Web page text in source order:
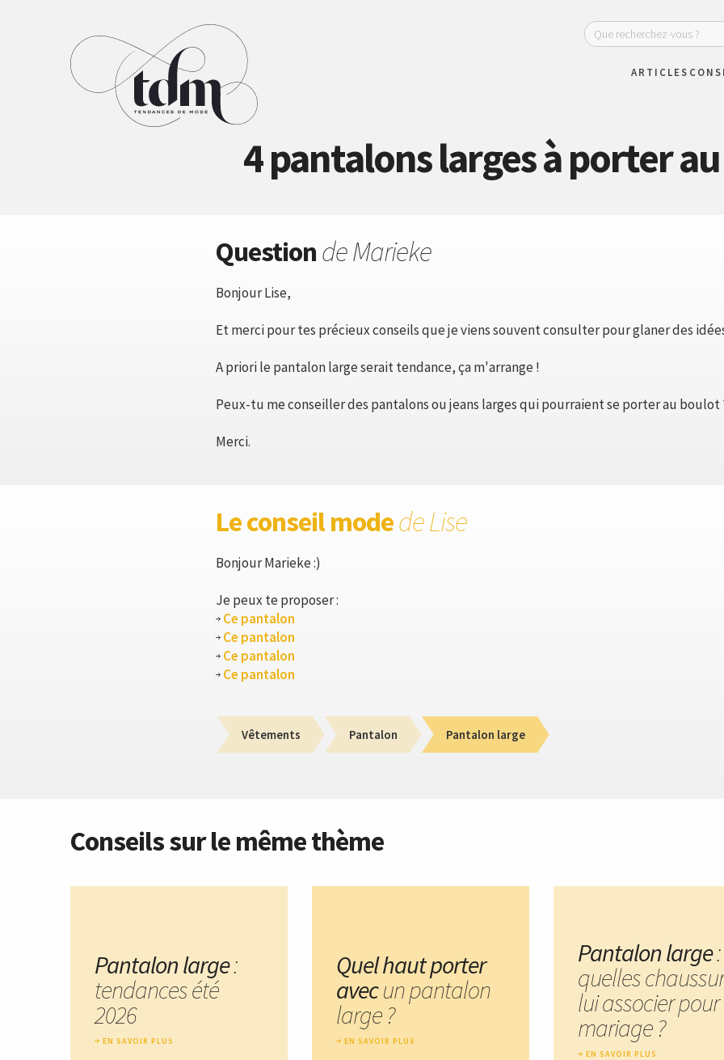
ARTICLES
4 pantalons larges à porter
Questionde Marieke
Bonjour Lise,
Et merci pour tes précieux conseils que je viens souvent consulter pour glaner des
A priori le pantalon large serait tendance, ça m'arrange !
Peux-tu me conseiller des pantalons ou jeans larges qui pourraient se porter au boulot
Merci.
Le conseil modede Lise
Bonjour Marieke :)
Je peux te proposer :
Ce pantalon
Ce pantalon
Ce pantalon
Ce pantalon
Vêtements Pantalon Pantalon large
Conseils sur le même thème
Pantalon large:
tendances été
2026
EN SAVOIR PLUS
Quel haut porter
avecun pantalon
large ?
EN SAVOIR PLUS
Pantalon large:
quelles
lui associer
mariage ?
EN SAVOIR PLUS